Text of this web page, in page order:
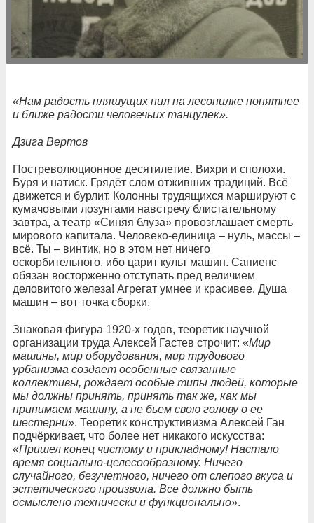
«Нам радость пляшущих пил на лесопилке понятнее
и ближе радости человечьих танцулек».
Дзига Вертов
Постреволюционное десятилетие. Вихри и сполохи.
Буря и натиск. Грядёт слом отживших традиций. Всё
движется и бурлит. Колонны трудящихся маршируют с
кумачовыми лозунгами навстречу блистательному
завтра, а театр «Синяя блуза» провозглашает смерть
мирового капитала. Человеко-единица – нуль, массы –
всё. Ты – винтик, но в этом нет ничего
оскорбительного, ибо царит культ машин. Сапиенс
обязан восторженно отступать пред величием
деловитого железа! Агрегат умнее и красивее. Душа
машин – вот точка сборки.
Знаковая фигура 1920-х годов, теоретик научной
организации труда Алексей Гастев строчит: «Мир
машины, мир оборудования, мир трудового
урбанизма создает особенные связанные
коллективы, рождает особые типы людей, которые
мы должны принять, принять так же, как мы
принимаем машину, а не бьем свою голову о ее
шестерни». Теоретик конструктивизма Алексей Ган
подчёркивает, что более нет никакого искусства:
«Пришел конец чистому и прикладному! Настало
время социально-целесообразному. Ничего
случайного, безучетного, ничего от слепого вкуса и
эстетического произвола. Все должно быть
осмыслено технически и функционально».